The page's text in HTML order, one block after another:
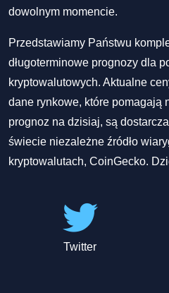
dowolnym momencie.
Przedstawiamy Państwu
długoterminowe prognozy dla
kryptowalutowych. Aktualne
dane rynkowe, które pomagają
prognoz na dzisiaj, są
świecie niezależne źródło
kryptowalutach, CoinGecko.
Twitter